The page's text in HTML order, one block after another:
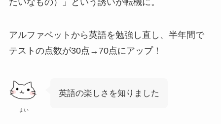
アルファベットから英語を勉強し直し、半年間で
テストの点数が30点→70点にアップ！
まい
英語の楽しさを知りました